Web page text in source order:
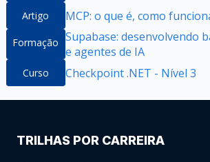
Artigo MCP: o que é, como
Formação Supabase: desenvolvendo
e agentes de IA
Curso Checkpoint .NET - Nível 3
TRILHAS POR CARREIRA